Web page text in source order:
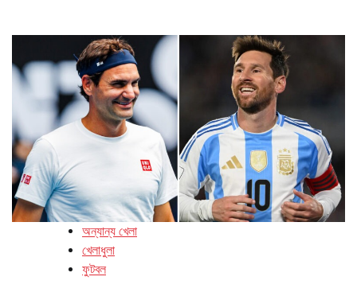
অন্যান্য খেলা
খেলাধুলা
ফুটবল